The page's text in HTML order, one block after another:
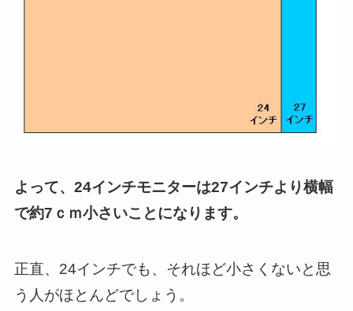
よって、24インチモニターは27インチより横幅
で約7ｃｍ小さいことになります。
正直、24インチでも、それほど小さくないと思
う人がほとんどでしょう。